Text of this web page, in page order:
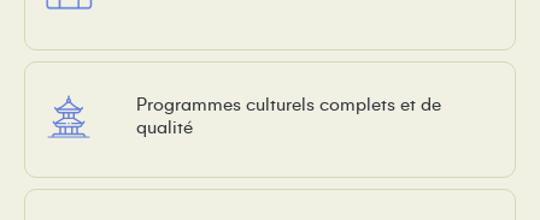
Programmes culturels complets et de
qualité